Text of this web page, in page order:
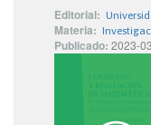
Editorial:
Materia:
Publicado: 2023-